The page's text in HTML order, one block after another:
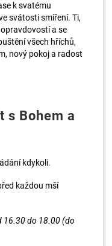
k svatému
svátosti smíření. Ti,
a se
všech hříchů,
nový pokoj a radost
s Bohem a
kdykoli.
každou mší
16.30 do 18.00 (do